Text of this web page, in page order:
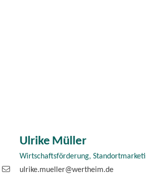
Ulrike Müller
Wirtschaftsförderung,
ulrike.mueller@wertheim.de